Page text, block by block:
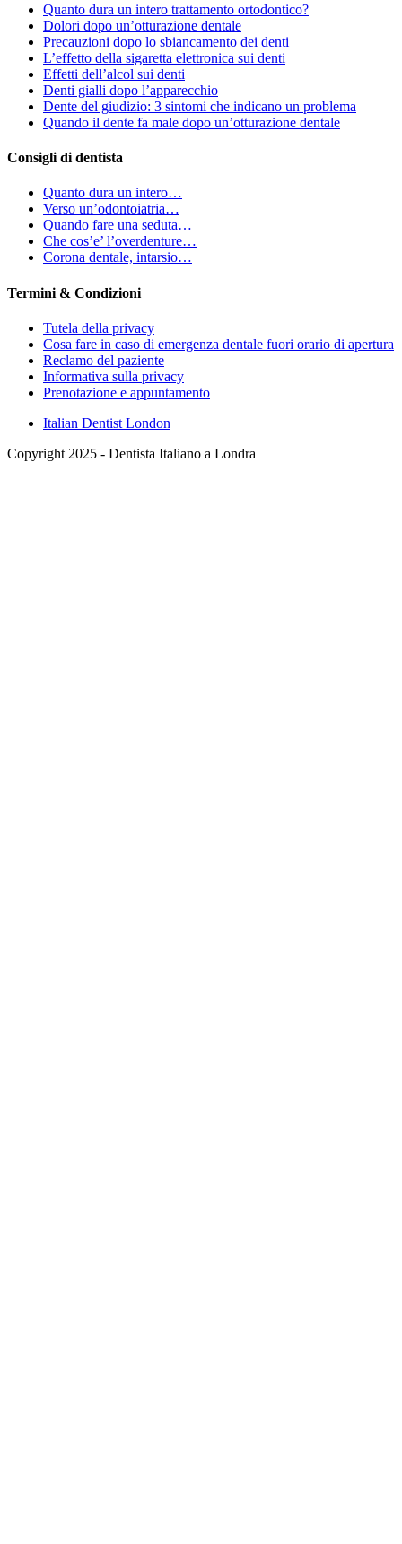
Quanto dura un intero trattamento ortodontico?
Dolori dopo un’otturazione dentale
Precauzioni dopo lo sbiancamento dei denti
L’effetto della sigaretta elettronica sui denti
Effetti dell’alcol sui denti
Denti gialli dopo l’apparecchio
Dente del giudizio: 3 sintomi che indicano un problema
Quando il dente fa male dopo un’otturazione dentale
Consigli di dentista
Quanto dura un intero…
Verso un’odontoiatria…
Quando fare una seduta…
Che cos’e’ l’overdenture…
Corona dentale, intarsio…
Termini & Condizioni
Tutela della privacy
Cosa fare in caso di emergenza dentale fuori orario di apertura
Reclamo del paziente
Informativa sulla privacy
Prenotazione e appuntamento
Italian Dentist London
Copyright 2025 - Dentista Italiano a Londra